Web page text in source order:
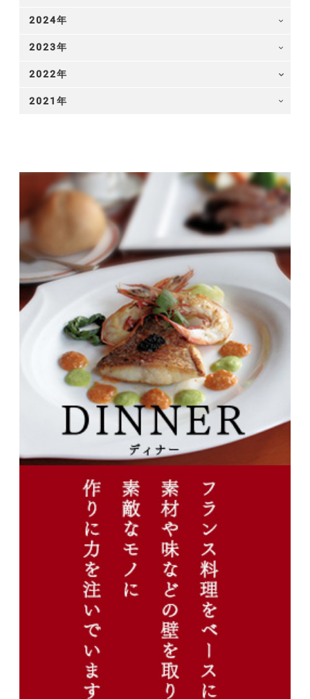
2024
2023
2022
2021